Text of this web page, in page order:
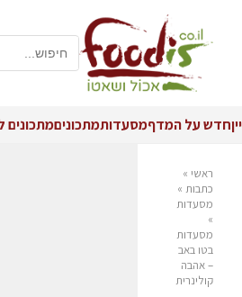
ייןחדש על המדףמסעדותמתכוניםמתכונים
ראשי »
כתבות »
מסעדות
»
מסעדות
בטו באב
– אהבה
קולינרית